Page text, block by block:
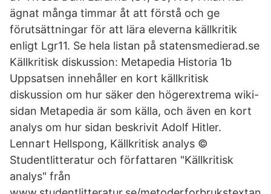
ägnat många timmar åt att förstå och ge
förutsättningar för att lära eleverna källkritik
enligt Lgr11. Se hela listan på statensmedierad.se
Källkritisk diskussion: Metapedia Historia 1b
Uppsatsen innehåller en kort källkritisk
diskussion om hur säker den högerextrema wiki-
sidan Metapedia är som källa, och även en kort
analys om hur sidan beskrivit Adolf Hitler.
Lennart Hellspong, Källkritisk analys ©
Studentlitteratur och författaren "Källkritisk
analys" från